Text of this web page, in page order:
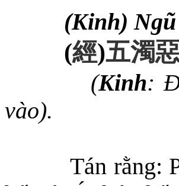
(Kinh)
(經)五濁
(Kinh:
vào).
Tán rằng: